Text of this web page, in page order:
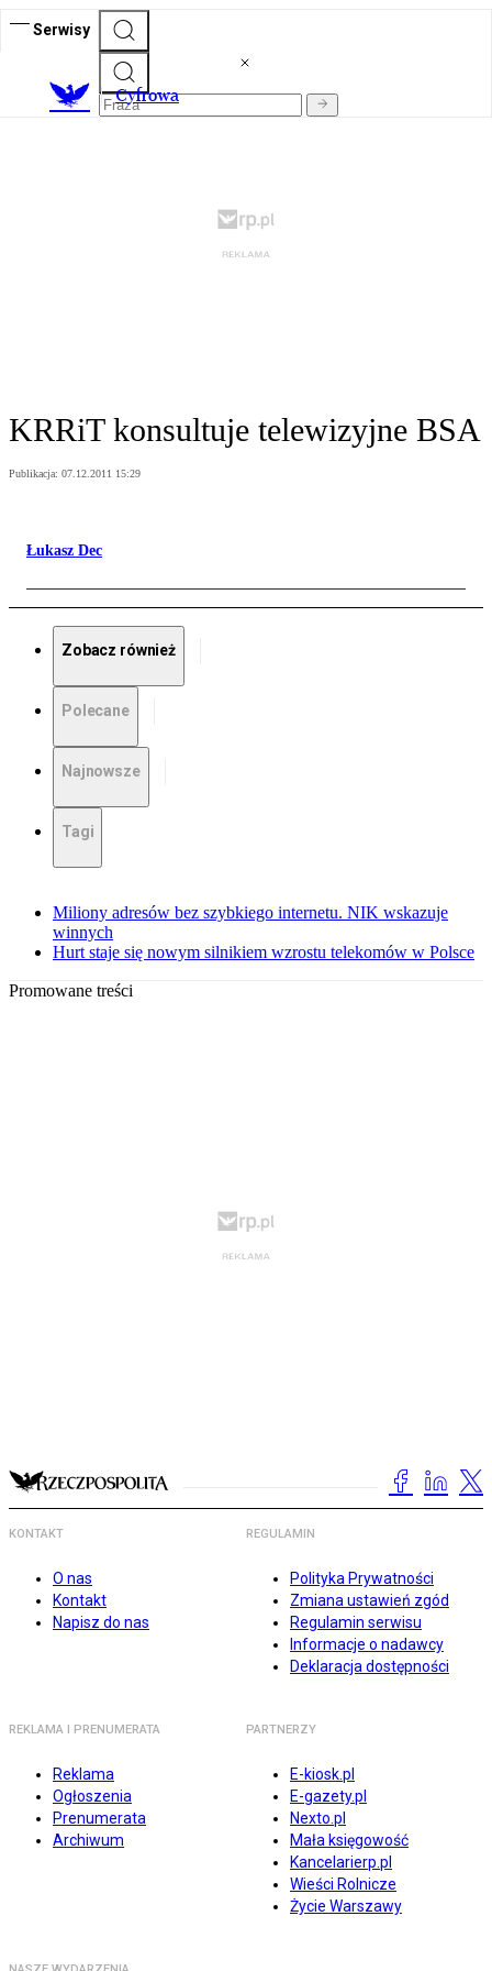
Serwisy
Cyfrowa
KRRiT konsultuje telewizyjne BSA
Publikacja: 07.12.2011 15:29
Łukasz Dec
Zobacz również
Polecane
Najnowsze
Tagi
Miliony adresów bez szybkiego internetu. NIK wskazuje
winnych
Hurt staje się nowym silnikiem wzrostu telekomów w Polsce
Promowane treści
KONTAKT
O nas
Kontakt
Napisz do nas
REGULAMIN
Polityka Prywatności
Zmiana ustawień zgód
Regulamin serwisu
Informacje o nadawcy
Deklaracja dostępności
REKLAMA I PRENUMERATA
Reklama
Ogłoszenia
Prenumerata
Archiwum
PARTNERZY
E-kiosk.pl
E-gazety.pl
Nexto.pl
Mała księgowość
Kancelarierp.pl
Wieści Rolnicze
Życie Warszawy